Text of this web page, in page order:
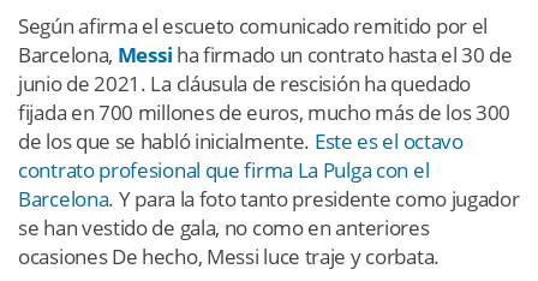
Según afirma el escueto comunicado remitido por el
Barcelona, Messi ha firmado un contrato hasta el 30 de
junio de 2021. La cláusula de rescisión ha quedado
fijada en 700 millones de euros, mucho más de los 300
de los que se habló inicialmente. Este es el octavo
contrato profesional que firma La Pulga con el
Barcelona. Y para la foto tanto presidente como jugador
se han vestido de gala, no como en anteriores
ocasiones De hecho, Messi luce traje y corbata.